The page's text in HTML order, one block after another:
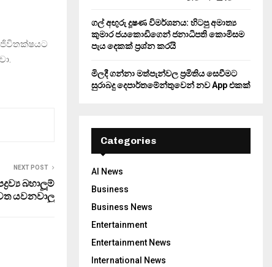
NEXT POST
බහාලූම්
යවනවාලු
ගල් අඟුරු දූෂණ විමර්ශනය: හිටපු අමාත්‍ය
කුමාර ජයකොඩිගෙන් ජනාධිපති කොමිසම
පැය දෙකක් ප්‍රශ්න කරයි
මිලදී ගන්නා මත්පැන්වල ප්‍රමිතිය සෙවීමට
සුරාබදු දෙපාර්තමේන්තුවෙන් නව App එකක්
Categories
AI News
Business
Business News
Entertainment
Entertainment News
International News